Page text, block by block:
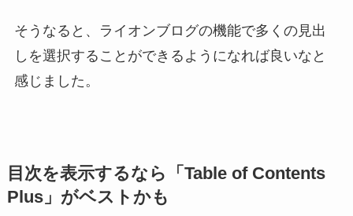
そうなると、ライオンブログの機能で多くの見出
しを選択することができるようになれば良いなと
感じました。
目次を表示するなら「Table of Contents
Plus」がベストかも